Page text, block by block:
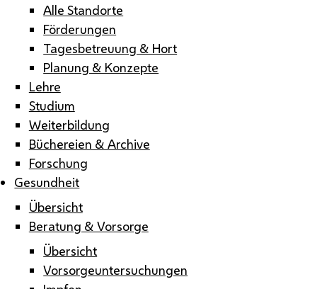
Alle Standorte
Förderungen
Tagesbetreuung & Hort
Planung & Konzepte
Lehre
Studium
Weiterbildung
Büchereien & Archive
Forschung
Gesundheit
Übersicht
Beratung & Vorsorge
Übersicht
Vorsorgeuntersuchungen